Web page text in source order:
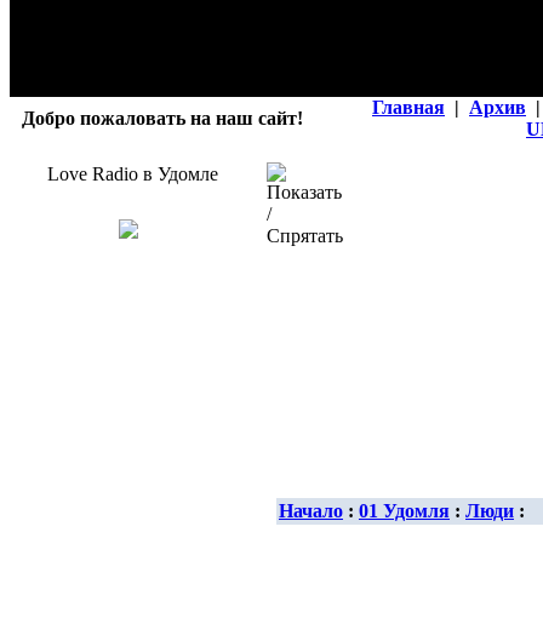
Добро пожаловать на наш сайт!
Главная | Архив |
Love Radio в Удомле
Начало : 01 Удомля : Люди :